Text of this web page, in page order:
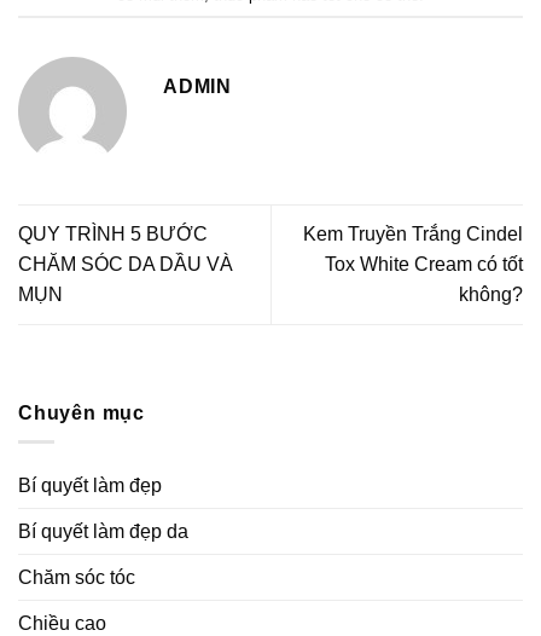
ADMIN
QUY TRÌNH 5 BƯỚC
CHĂM SÓC DA DẦU VÀ
MỤN
Kem Truyền Trắng Cindel
Tox White Cream có tốt
không?
Chuyên mục
Bí quyết làm đẹp
Bí quyết làm đẹp da
Chăm sóc tóc
Chiều cao